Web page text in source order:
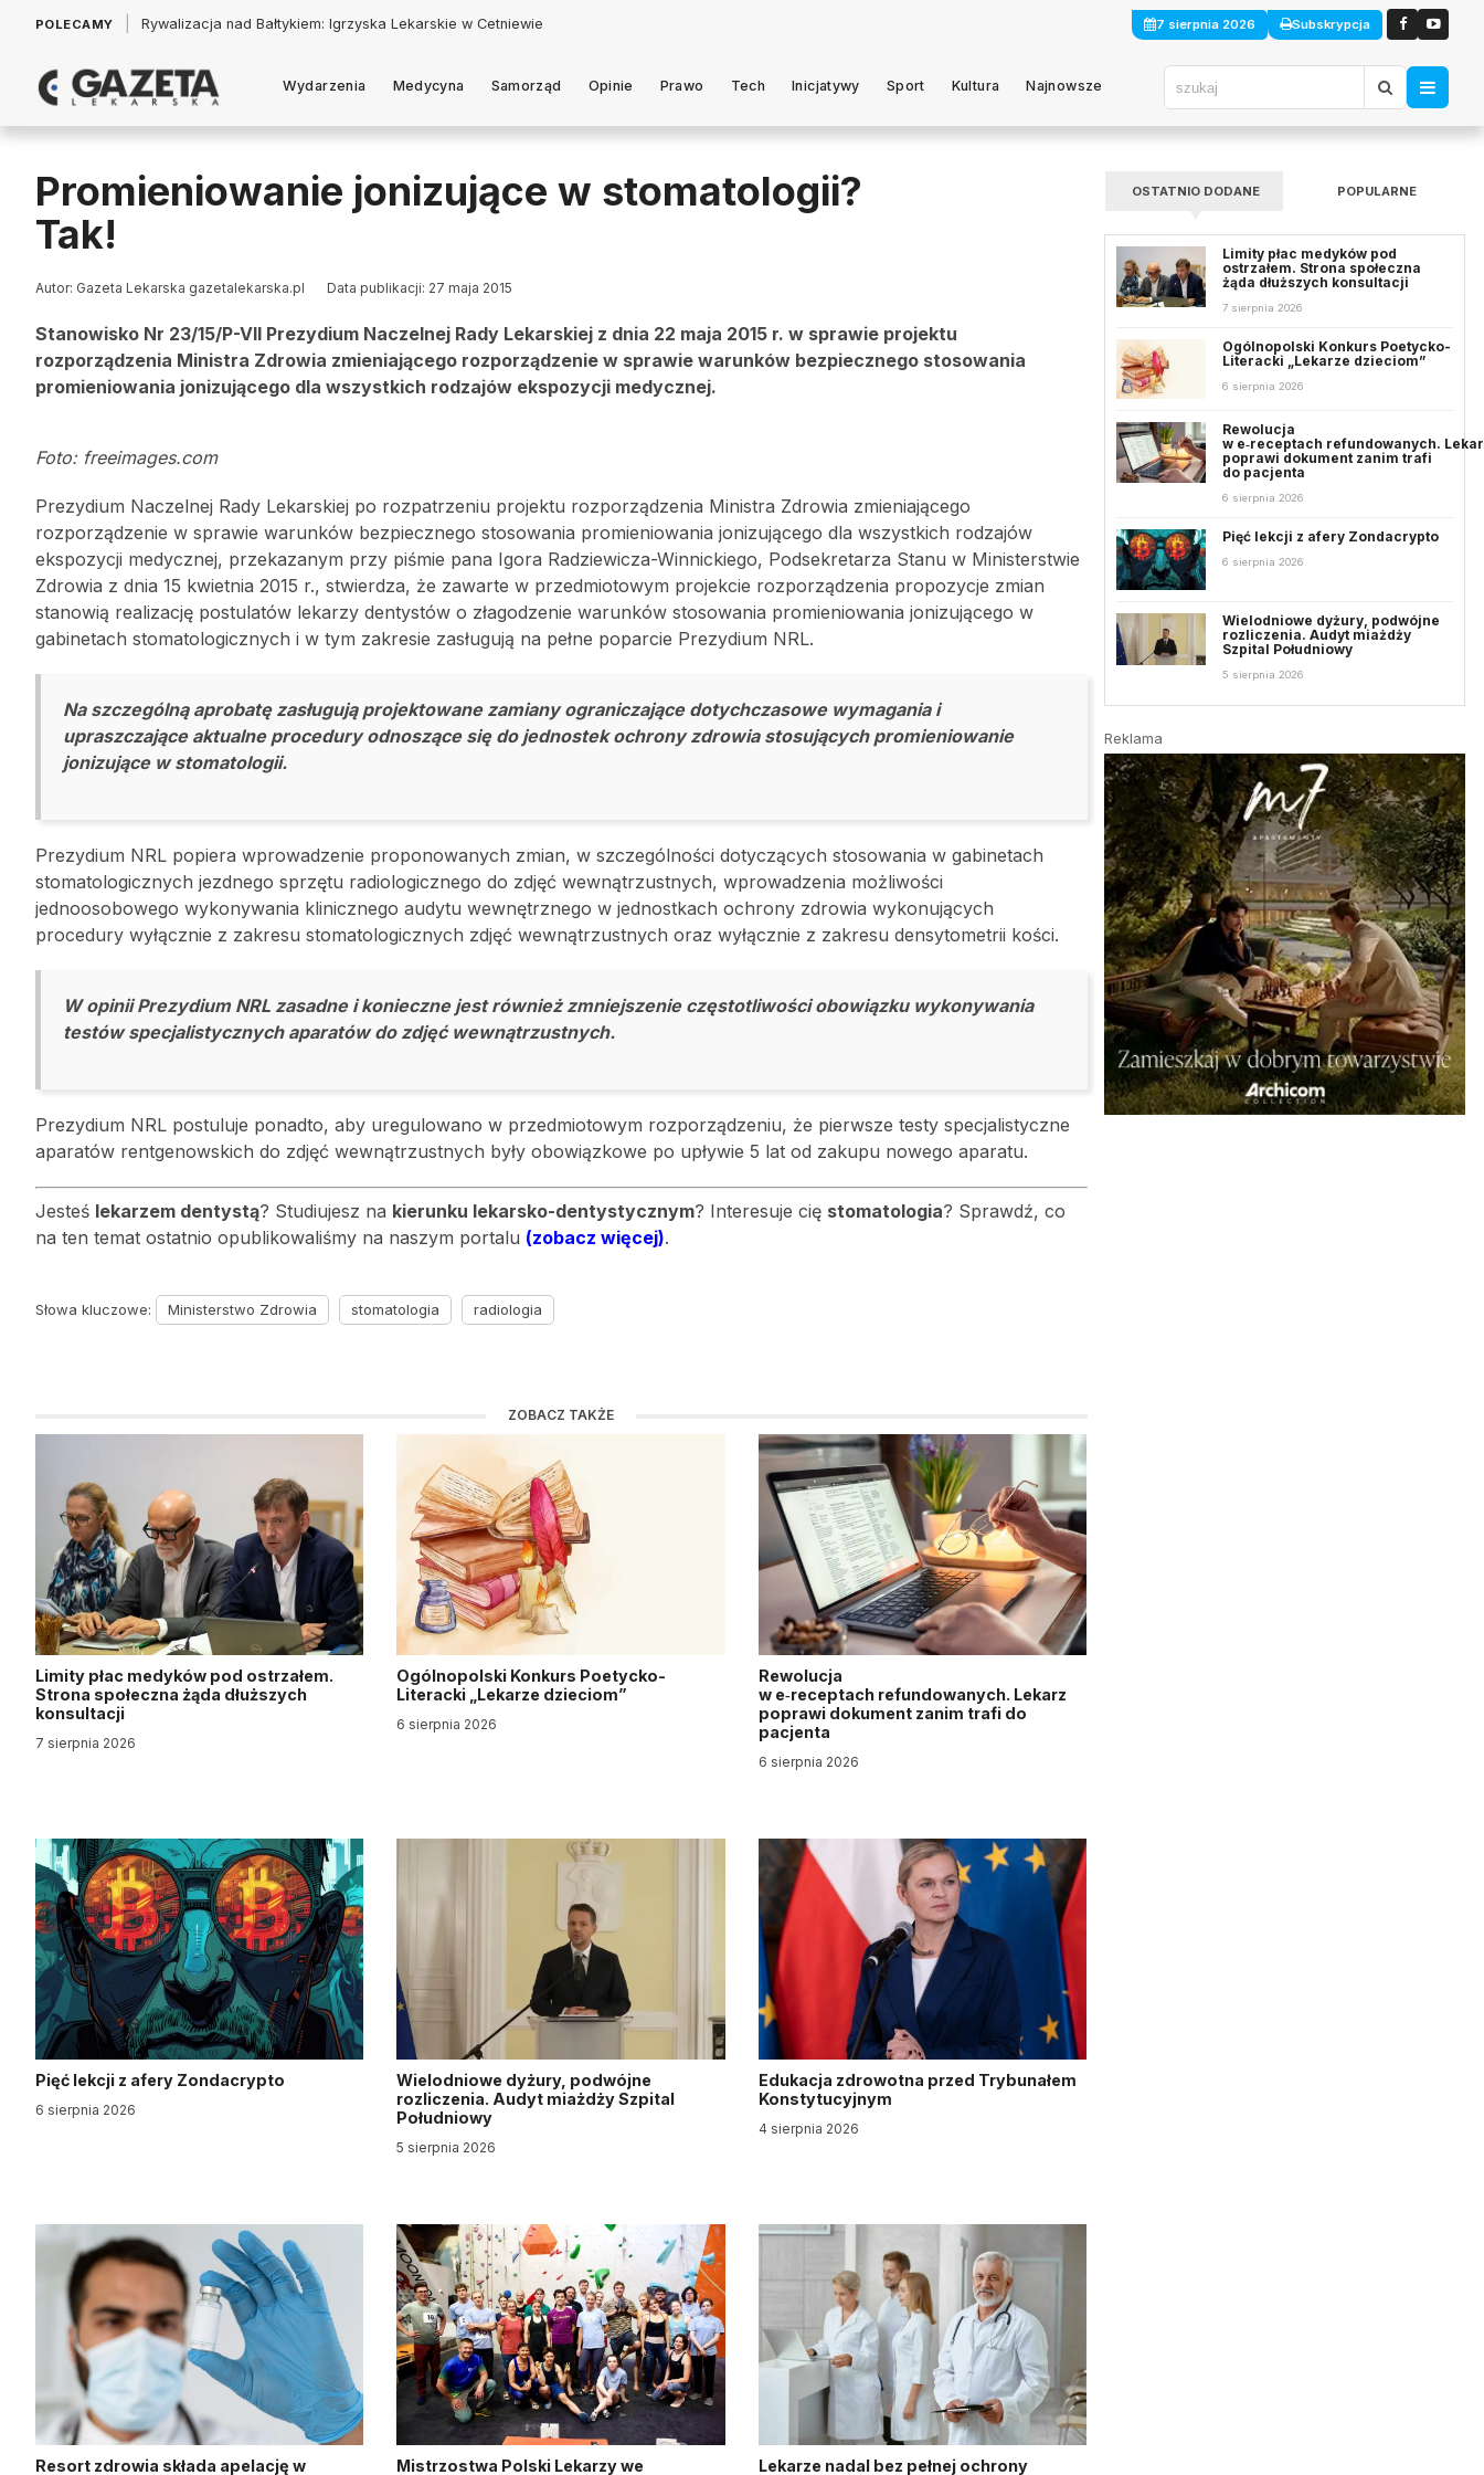
POLECAMY Łukasz Jankowski: Politycy w pogoni za króliczkiem 7 sierpnia 2026 Subskrypcja
Wydarzenia Medycyna Samorząd Opinie Prawo Tech Inicjatywy Sport Kultura Najnowsze
Promieniowanie jonizujące w stomatologii?
Tak!
Autor: Gazeta Lekarska gazetalekarska.pl Data publikacji: 27 maja 2015
Stanowisko Nr 23/15/P-VII Prezydium Naczelnej Rady Lekarskiej z dnia 22 maja 2015 r. w sprawie projektu
rozporządzenia Ministra Zdrowia zmieniającego rozporządzenie w sprawie warunków bezpiecznego stosowania
promieniowania jonizującego dla wszystkich rodzajów ekspozycji medycznej.
Foto: freeimages.com
Prezydium Naczelnej Rady Lekarskiej po rozpatrzeniu projektu rozporządzenia Ministra Zdrowia zmieniającego
rozporządzenie w sprawie warunków bezpiecznego stosowania promieniowania jonizującego dla wszystkich rodzajów
ekspozycji medycznej, przekazanym przy piśmie pana Igora Radziewicza-Winnickiego, Podsekretarza Stanu w Ministerstwie
Zdrowia z dnia 15 kwietnia 2015 r., stwierdza, że zawarte w przedmiotowym projekcie rozporządzenia propozycje zmian
stanowią realizację postulatów lekarzy dentystów o złagodzenie warunków stosowania promieniowania jonizującego w
gabinetach stomatologicznych i w tym zakresie zasługują na pełne poparcie Prezydium NRL.
Na szczególną aprobatę zasługują projektowane zamiany ograniczające dotychczasowe wymagania i
upraszczające aktualne procedury odnoszące się do jednostek ochrony zdrowia stosujących promieniowanie
jonizujące w stomatologii.
Prezydium NRL popiera wprowadzenie proponowanych zmian, w szczególności dotyczących stosowania w gabinetach
stomatologicznych jezdnego sprzętu radiologicznego do zdjęć wewnątrzustnych, wprowadzenia możliwości
jednoosobowego wykonywania klinicznego audytu wewnętrznego w jednostkach ochrony zdrowia wykonujących
procedury wyłącznie z zakresu stomatologicznych zdjęć wewnątrzustnych oraz wyłącznie z zakresu densytometrii kości.
W opinii Prezydium NRL zasadne i konieczne jest również zmniejszenie częstotliwości obowiązku wykonywania
testów specjalistycznych aparatów do zdjęć wewnątrzustnych.
Prezydium NRL postuluje ponadto, aby uregulowano w przedmiotowym rozporządzeniu, że pierwsze testy specjalistyczne
aparatów rentgenowskich do zdjęć wewnątrzustnych były obowiązkowe po upływie 5 lat od zakupu nowego aparatu.
Jesteś lekarzem dentystą? Studiujesz na kierunku lekarsko-dentystycznym? Interesuje cię stomatologia? Sprawdź, co
na ten temat ostatnio opublikowaliśmy na naszym portalu (zobacz więcej).
Słowa kluczowe: Ministerstwo Zdrowia stomatologia radiologia
ZOBACZ TAKŻE
Limity płac medyków pod ostrzałem.
Strona społeczna żąda dłuższych
konsultacji
7 sierpnia 2026
Ogólnopolski Konkurs Poetycko-
Literacki „Lekarze dzieciom”
6 sierpnia 2026
Rewolucja
w e‑receptach refundowanych. Lekarz
poprawi dokument zanim trafi do
pacjenta
6 sierpnia 2026
Pięć lekcji z afery Zondacrypto
6 sierpnia 2026
Wielodniowe dyżury, podwójne
rozliczenia. Audyt miażdży Szpital
Południowy
5 sierpnia 2026
Edukacja zdrowotna przed Trybunałem
Konstytucyjnym
4 sierpnia 2026
Resort zdrowia składa apelację w Mistrzostwa Polski Lekarzy we Lekarze nadal bez pełnej ochrony
OSTATNIO DODANE POPULARNE
Limity płac medyków pod
ostrzałem. Strona społeczna
żąda dłuższych konsultacji
7 sierpnia 2026
Ogólnopolski Konkurs Poetycko-
Literacki „Lekarze dzieciom”
6 sierpnia 2026
Rewolucja
w e‑receptach refundowanych.
poprawi dokument zanim trafi
do pacjenta
6 sierpnia 2026
Pięć lekcji z afery Zondacrypto
6 sierpnia 2026
Wielodniowe dyżury, podwójne
rozliczenia. Audyt miażdży
Szpital Południowy
5 sierpnia 2026
Reklama